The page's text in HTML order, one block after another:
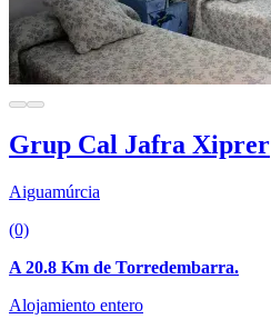
Grup Cal Jafra Xiprer
Aiguamúrcia
(0)
A 20.8 Km de Torredembarra.
Alojamiento entero